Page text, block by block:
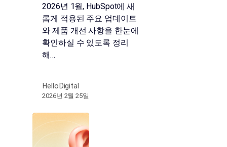
2026년 1월, HubSpot에 새
롭게 적용된 주요 업데이트
와 제품 개선 사항을 한눈에
확인하실 수 있도록 정리
해…
HelloDigital
2026년 2월 25일